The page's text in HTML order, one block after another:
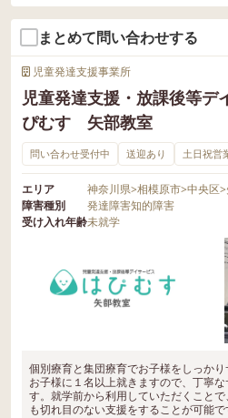
まとめて問い合わせする
児童発達支援事業所
児童発達支援・放課後等
ぴむす 矢部教室
問い合わせ受付中 送迎あり 土日祝営
エリア 神奈川県>相模原市>中央区>
障害種別
発達障害知的障害
受け入れ年齢未就学
個別療育と集団療育でお子様をしっか
お子様に１名以上就きますので、丁寧
す。就学前から利用していただくこと
も切れ目のない支援をすることが可能で